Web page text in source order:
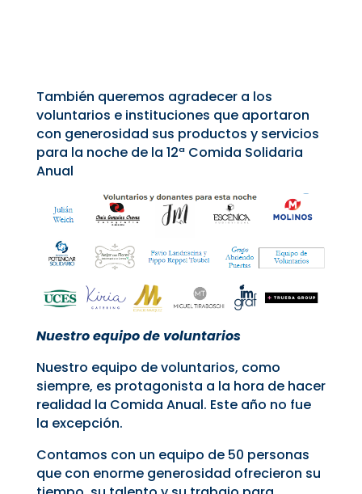
También queremos agradecer a los
voluntarios e instituciones que aportaron
con generosidad sus productos y servicios
para la noche de la 12ª Comida Solidaria
Anual
Nuestro equipo de voluntarios
Nuestro equipo de voluntarios, como
siempre, es protagonista a la hora de hacer
realidad la Comida Anual. Este año no fue
la excepción.
Contamos con un equipo de 50 personas
que con enorme generosidad ofrecieron su